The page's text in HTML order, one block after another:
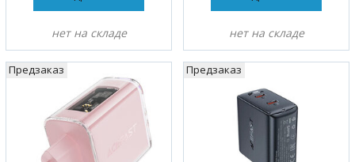
нет на складе нет на складе
Предзаказ Предзаказ